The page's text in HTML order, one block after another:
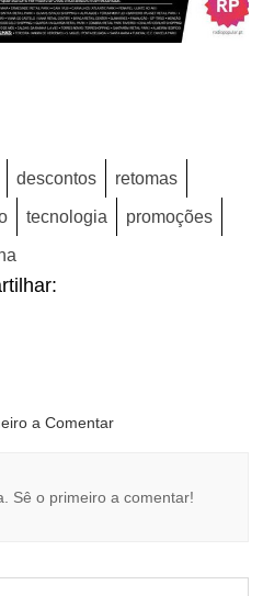
descontos retomas
tecnologia promoções
a Comentar
Sê o primeiro a comentar!